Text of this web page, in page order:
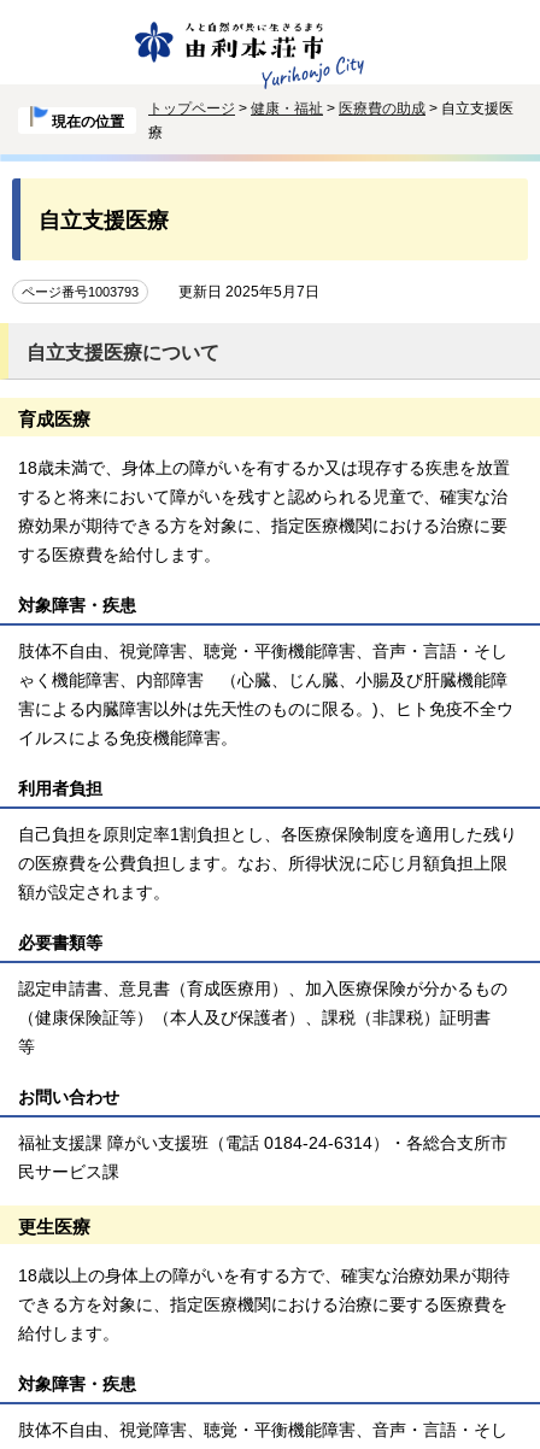
現在の位置
トップページ > 健康・福祉 > 医療費の助成 > 自立支援医
療
自立支援医療
ページ番号1003793 更新日 2025年5月7日
自立支援医療について
育成医療
18歳未満で、身体上の障がいを有するか又は現存する疾患を放置
すると将来において障がいを残すと認められる児童で、確実な治
療効果が期待できる方を対象に、指定医療機関における治療に要
する医療費を給付します。
対象障害・疾患
肢体不自由、視覚障害、聴覚・平衡機能障害、音声・言語・そし
ゃく機能障害、内部障害 （心臓、じん臓、小腸及び肝臓機能障
害による内臓障害以外は先天性のものに限る。)、ヒト免疫不全ウ
イルスによる免疫機能障害。
利用者負担
自己負担を原則定率1割負担とし、各医療保険制度を適用した残り
の医療費を公費負担します。なお、所得状況に応じ月額負担上限
額が設定されます。
必要書類等
認定申請書、意見書（育成医療用）、加入医療保険が分かるもの
（健康保険証等）（本人及び保護者）、課税（非課税）証明書
等
お問い合わせ
福祉支援課 障がい支援班（電話 0184-24-6314）・各総合支所市
民サービス課
更生医療
18歳以上の身体上の障がいを有する方で、確実な治療効果が期待
できる方を対象に、指定医療機関における治療に要する医療費を
給付します。
対象障害・疾患
肢体不自由、視覚障害、聴覚・平衡機能障害、音声・言語・そし